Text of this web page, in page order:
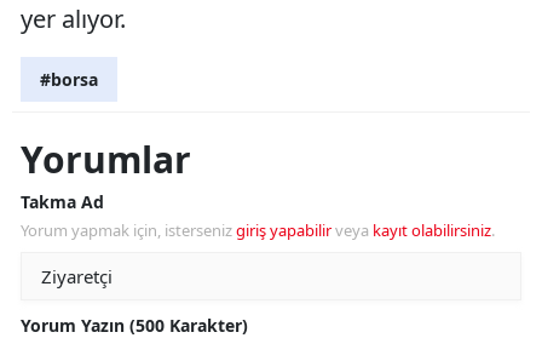
yer alıyor.
#borsa
Yorumlar
Takma Ad
Yorum yapmak için, istersenizgiriş yapabilirveya kayıt olabilirsiniz.
Yorum Yazın (500 Karakter)